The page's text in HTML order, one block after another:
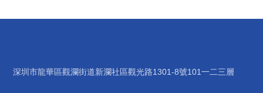
深圳市龍華區觀瀾街道新瀾社區觀光路1301-8號101一二三層